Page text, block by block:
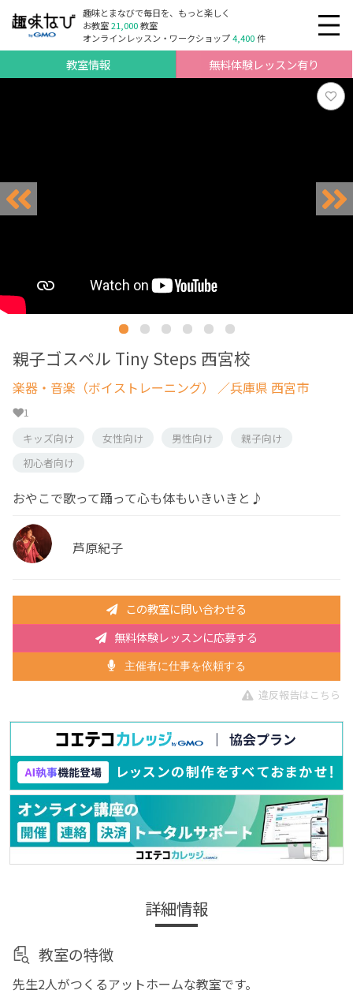
趣味とまなびで毎日を、もっと楽しく
お教室21,000教室
オンラインレッスン・ワークショップ4,400件
教室情報 無料体験レッスン有り
親子ゴスペル Tiny Steps 西宮校
楽器・音楽（ボイストレーニング） ／兵庫県 西宮市
1
キッズ向け
女性向け 男性向け
親子向け
初心者向け
おやこで歌って踊って心も体もいきいきと♪
芦原紀子
この教室に問い合わせる
無料体験レッスンに応募する
主催者に仕事を依頼する
違反報告はこちら
詳細情報
教室の特徴
先生2人がつくるアットホームな教室です。